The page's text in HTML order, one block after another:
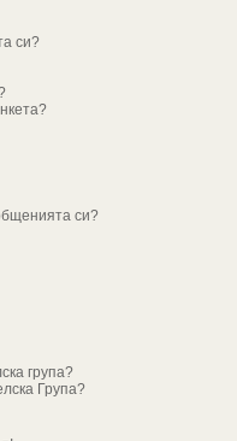
си?
си?
група?
Група?